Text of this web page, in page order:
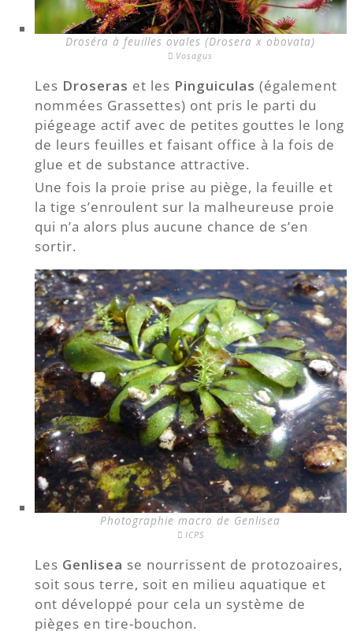
Droséra à feuilles ovales (Drosera x obovata)
Vosagus
Les Droseras et les Pinguiculas (également
nommées Grassettes) ont pris le parti du
piégeage actif avec de petites gouttes le long
de leurs feuilles et faisant office à la fois de
glue et de substance attractive.
Une fois la proie prise au piège, la feuille et
la tige s’enroulent sur la malheureuse proie
qui n’a alors plus aucune chance de s’en
sortir.
Photographie macro de Genlisea
ICPS
Les Genlisea se nourrissent de protozoaires,
soit sous terre, soit en milieu aquatique et
ont développé pour cela un système de
pièges en tire-bouchon.